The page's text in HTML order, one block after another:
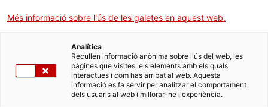
Què necessites fer?
Consulta a continuació totes les opcions
vinculades a aquest tràmit. Selecciona la que
correspongui amb el teu cas i podràs
Més informació sobre l'ús de les galetes en aquest web.
Analítica
Recullen informació anònima sobre l'ús del web, les
pàgines que visites, els elements amb els quals
interactues i com has arribat al web. Aquesta
informació es fa servir per analitzar el comportament
dels usuaris al web i millorar-ne l'experiència.